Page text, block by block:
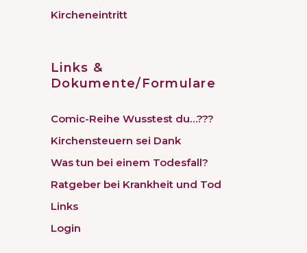
Kircheneintritt
Links &
Dokumente/Formulare
Comic-Reihe Wusstest du…???
Kirchensteuern sei Dank
Was tun bei einem Todesfall?
Ratgeber bei Krankheit und Tod
Links
Login